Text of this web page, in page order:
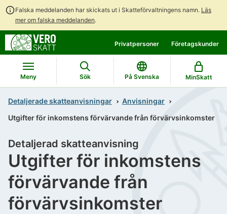
Falska meddelanden har skickats ut i Skatteförvaltningens namn. Läs
mer om falska meddelanden.
direkt
till
innehållet
till
hela
webbplatsens
sökning
Privatpersoner Företagskunder
Meny Sök På Svenska MinSkatt
Detaljerade skatteanvisningar
Anvisningar
Utgifter för inkomstens förvärvande från förvärvsinkomster
Utgifter för inkomstens
förvärvande från
förvärvsinkomster
Detaljerad skatteanvisning